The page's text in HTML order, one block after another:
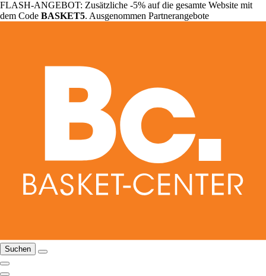
FLASH-ANGEBOT: Zusätzliche -5% auf die gesamte Website mit
dem Code BASKET5. Ausgenommen Partnerangebote
Suchen